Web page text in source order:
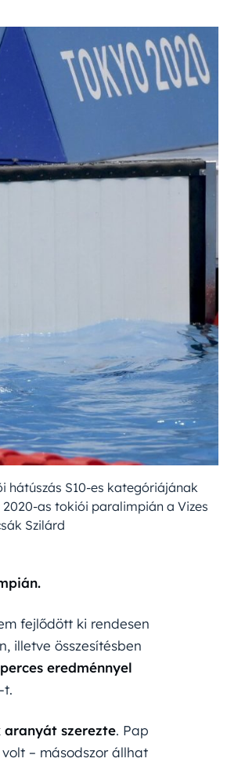
hátúszás S10-es kategóriájának
as tokiói paralimpián a Vizes
Szilárd
fejlődött ki rendesen
illetve összesítésben
eredménnyel
t.
szerezte. Pap
– másodszor állhat